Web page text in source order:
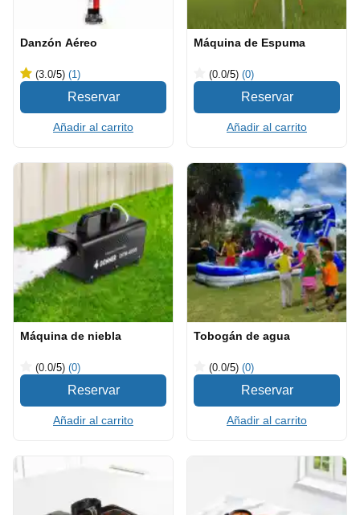
Danzón Aéreo
(3.0/5) (1)
Añadir al carrito
Máquina de Espuma
(0.0/5) (0)
Añadir al carrito
Máquina de niebla
(0.0/5) (0)
Añadir al carrito
Tobogán de agua
(0.0/5) (0)
Añadir al carrito